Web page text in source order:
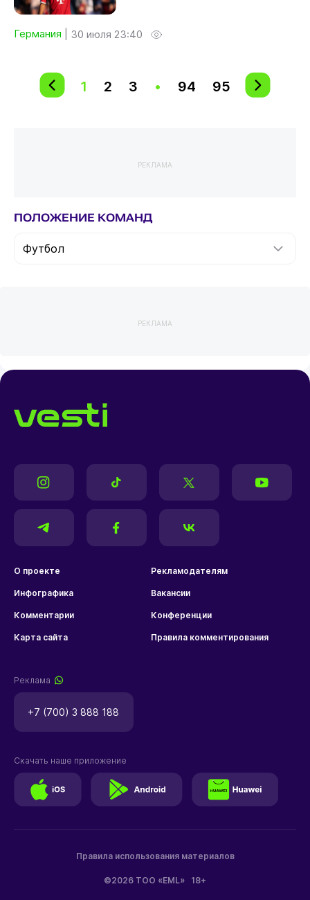
Германия 30 июля 23:40
1 2 3 • 94 95
РЕКЛАМА
ПОЛОЖЕНИЕ КОМАНД
Футбол
РЕКЛАМА
О проекте Рекламодателям
Инфографика Вакансии
Комментарии Конференции
Карта сайта Правила комментирования
Реклама
+7 (700) 3 888 188
©2026 ТОО «EML» 18+
Правила использования материалов
Скачать наше приложение